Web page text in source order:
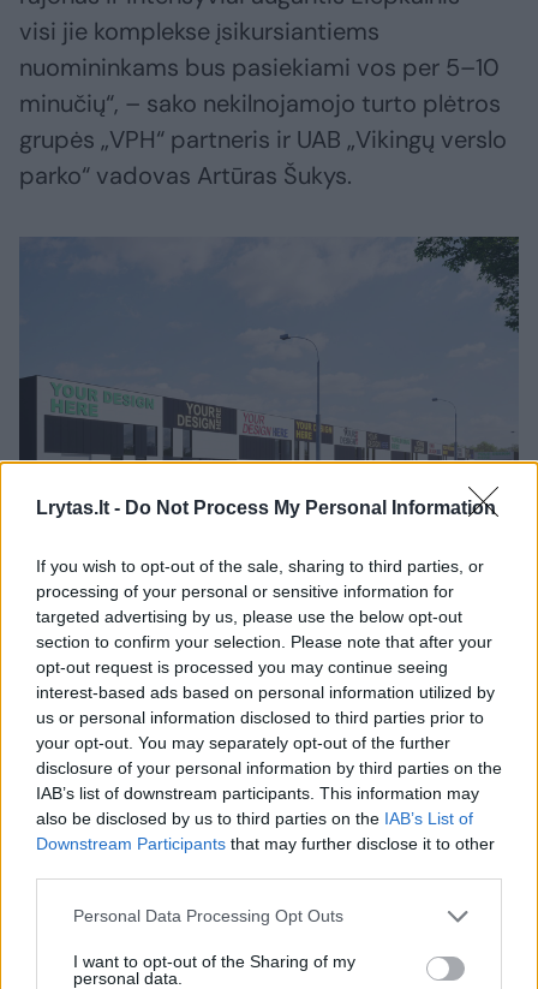
Lrytas.lt - Do Not Process My Personal Information
If you wish to opt-out of the sale, sharing to third parties, or
processing of your personal or sensitive information for
targeted advertising by us, please use the below opt-out
section to confirm your selection. Please note that after your
opt-out request is processed you may continue seeing
interest-based ads based on personal information utilized by
us or personal information disclosed to third parties prior to
your opt-out. You may separately opt-out of the further
disclosure of your personal information by third parties on the
IAB’s list of downstream participants. This information may
also be disclosed by us to third parties on the IAB’s List of
Downstream Participants that may further disclose it to other
Personal Data Processing Opt Outs
I want to opt-out of the Sharing of my
personal data.
visi jie komplekse įsikursiantiems
nuomininkams bus pasiekiami vos per 5–10
minučių“, – sako nekilnojamojo turto plėtros
grupės „VPH“ partneris ir UAB „Vikingų verslo
parko“ vadovas Artūras Šukys.
Daugiau nuotraukų (3)
Maždaug 12 000 kv. m ploto verslo kompleksas „Vikingų
verslo slėnis“ apims prekybos, gamybos, biurų ir
sandėliavimo patalpas.
Autorių vizual. ir nuotr.
Pasak projekto nuomos vadovo Regimanto
Kacevičiaus, Baltijos šalyse ilgus metus buvo
stebimas daugiafunkcių verslo kompleksų
vakuumas. Čia išsiskiria tik Estija, kurioje vien
šiuo metu statoma apie 10 panašaus tipo
pavieniai objektai, tačiau periodiškai